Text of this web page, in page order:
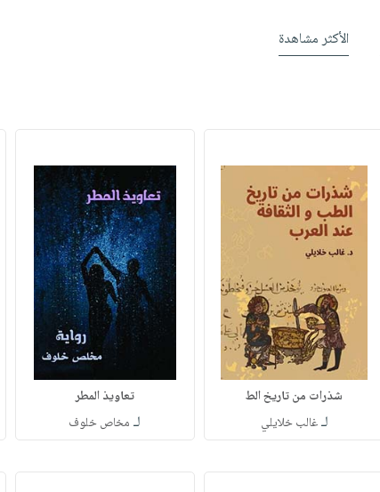
الأكثر مشاهدة
شذرات من تاريخ الط
لـغالب خلايلي
تعاويذ المطر
لـ مخاص خلوف